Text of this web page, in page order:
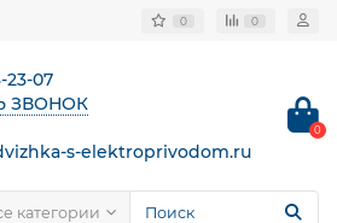
0 0
23-07
ЗВОНОК
s-elektroprivodom.ru
0
категории